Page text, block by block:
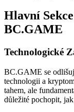
Hlavní
BC.GAME
Technologické
BC.GAME se
technologii a
tahem, ale
důležité pochopit,